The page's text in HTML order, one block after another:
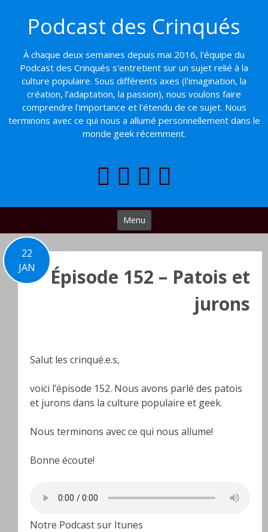
contenu
Podcast des Crinqués
À chaque deux semaines depuis mai 2016, l'équipe du
Podcast des Crinqués s'entretient sur un sujet relié à la
culture populaire. Sous différents axes (l'imagination, la
création, l'adaptation, la passion), nous voulons faire
comprendre l'importance et l'étendu de ce sujet. Nous
terminons avec ce qui nous a allumé personnellement dans le
monde geek récemment.
Menu
22
JAN
Épisode 152 – Patois et
jurons
Salut les crinqué.e.s,
voici l’épisode 152. Nous avons parlé des patois
et jurons dans la culture populaire et geek.
Nous terminons avec ce qui nous allume!
Bonne écoute!
Notre Podcast sur Itunes